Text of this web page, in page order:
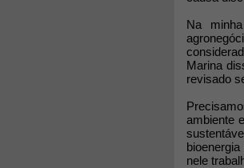
Na
Marina
revisado
ambiente
nele